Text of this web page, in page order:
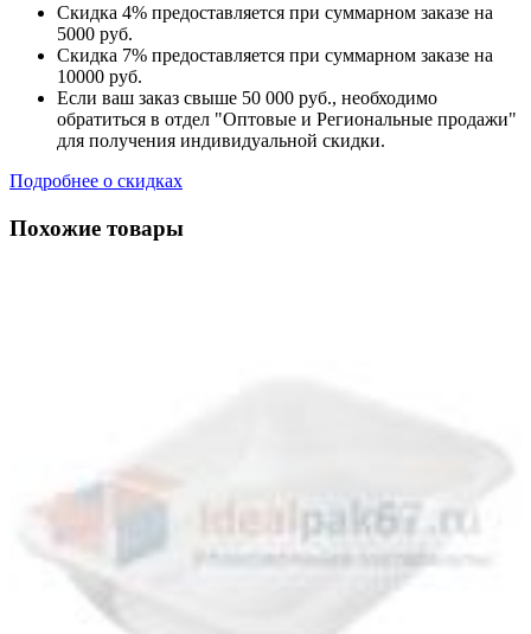
Скидка 4% предоставляется при суммарном заказе на
5000 руб.
Скидка 7% предоставляется при суммарном заказе на
10000 руб.
Если ваш заказ свыше 50 000 руб., необходимо
обратиться в отдел "Оптовые и Региональные продажи"
для получения индивидуальной скидки.
Подробнее о скидках
Похожие товары